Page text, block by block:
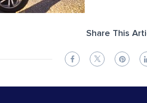
Share This